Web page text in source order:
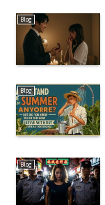
Blog
Blog
Blog